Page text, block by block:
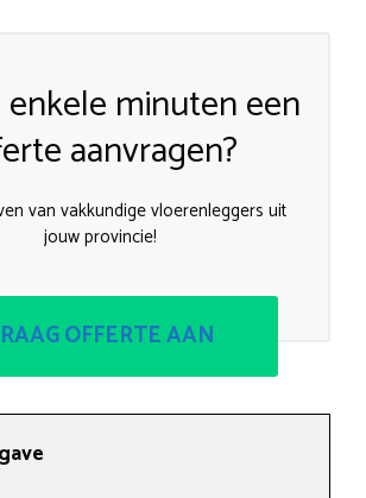
enkele minuten een
aanvragen?
van vakkundige vloerenleggers uit
jouw provincie!
OFFERTE AAN